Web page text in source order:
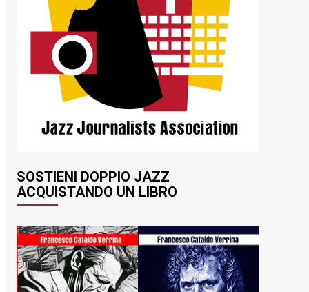
SOSTIENI DOPPIO JAZZ
ACQUISTANDO UN LIBRO